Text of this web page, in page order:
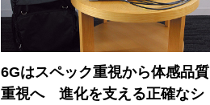
6Gはスペック重視から体感品質
重視へ 進化を支える正確なシ